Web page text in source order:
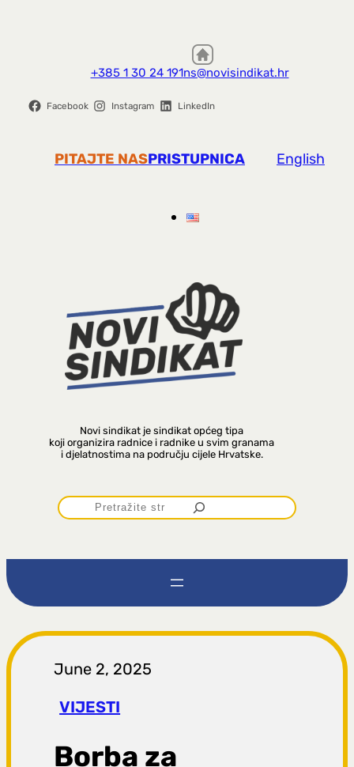
+385 1 30 24 191ns@novisindikat.hr
Facebook Instagram LinkedIn
PITAJTE NASPRISTUPNICA English
Novi sindikat je sindikat općeg tipa
koji organizira radnice i radnike u svim granama
i djelatnostima na području cijele Hrvatske.
P
r
t
r
a
g
June 2, 2025
VIJESTI
Borba za